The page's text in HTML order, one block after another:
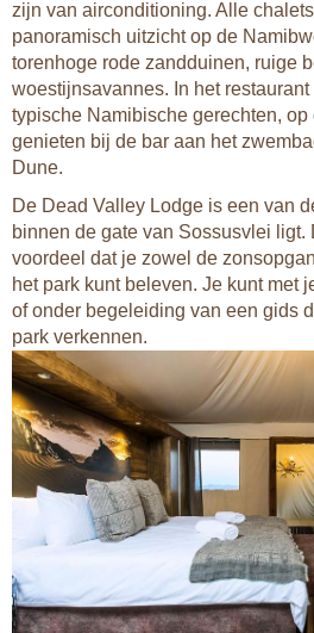
zijn van airconditioning. Alle
panoramisch uitzicht op de
torenhoge rode zandduinen, ruige
woestijnsavannes. In het
typische Namibische gerechten,
genieten bij de bar aan het
Dune.
De Dead Valley Lodge is een van
binnen de gate van Sossusvlei ligt.
voordeel dat je zowel de
het park kunt beleven. Je kunt met
of onder begeleiding van een gids
park verkennen.